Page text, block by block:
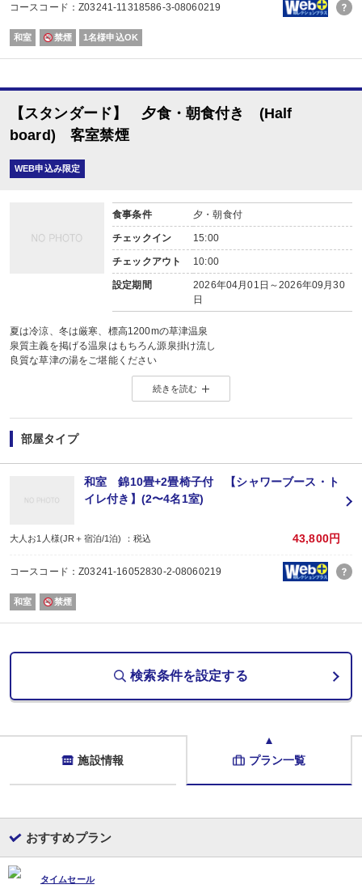
コースコード：Z03241-11318586-3-08060219
和室 禁煙 1名様申込OK
【スタンダード】 夕食・朝食付き (Half
board) 客室禁煙
WEB申込み限定
食事条件 夕・朝食付
チェックイン 15:00
チェックアウト 10:00
設定期間
2026年04月01日～2026年09月30
日
夏は冷涼、冬は厳寒、標高1200mの草津温泉
泉質主義を掲げる温泉はもちろん源泉掛け流し
良質な草津の湯をご堪能ください
ご入浴の後はお好みの浴衣に着替えて、
賑やかな温泉街へお出掛けになってはいかがでしょうか？
＜料理＞
◇夕食は旬の食材にこだわった旅館風会席料理、約8品。
（前菜、椀、造り、焼物、炊合、焜炉、飯、水菓子）
◇朝食は地場産の食材を中心にした、約9品の日本食です。
（小鉢、卵料理、豆腐料理、刺身蒟蒻、サラダ、お新香、お土産試食3点盛り
夕食：食事処
＜温泉＞
当館の大浴場では2つの異なった源泉をお楽しみいただけます。
内湯の「湯畑」の湯と、露天風呂の「万代鉱」の湯。
ともに酸性ですが万代鉱はなんとph1.60です。
湯内ではほとんどの細菌・雑菌が繁殖できず、消滅してしまいます。
温泉療法に優れた効力があるといわれるのもこの理由からです。
万代鉱を引湯した「離れの貸切露天風呂（45分￥3,300）当日予約」もご好評
※表示料金の他に、大人の方は入湯税150円が別途かかります。（当日現地支
※2024年4月1日から駐車場代として車1台1泊につき￥500税込を頂戴いたし
続きを読む
部屋タイプ
和室 錦10畳+2畳椅子付 【シャワーブース・ト
イレ付き】(2〜4名1室)
大人お1人様(JR＋宿泊/1泊) ：税込 43,800円
コースコード：Z03241-16052830-2-08060219
和室 禁煙
検索条件を設定する
施設情報 プラン一覧
おすすめプラン
タイムセール